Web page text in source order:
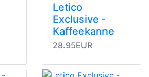
Letico
Exclusive -
Kaffeekanne
28.95EUR